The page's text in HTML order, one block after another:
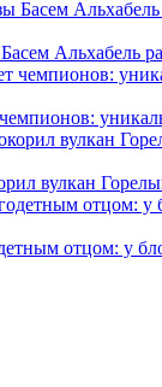
Альхабель
вулкан
отцом: у